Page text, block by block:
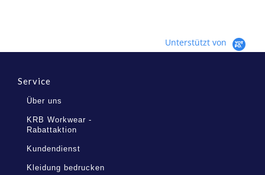
Unterstützt von
Service
Über uns
KRB Workwear -
Rabattaktion
Kundendienst
Kleidung bedrucken